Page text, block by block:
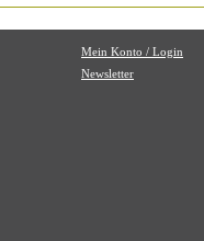
Mein Konto / Login
Newsletter